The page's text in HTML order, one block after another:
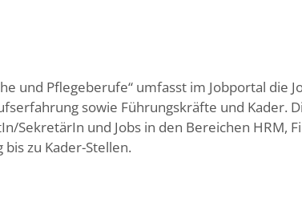
und Pflegeberufe“ umfasst im Jobportal die
sowie Führungskräfte und Kader.
SekretärIn und Jobs in den Bereichen HRM,
zu Kader-Stellen.